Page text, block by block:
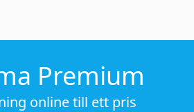
Premium
online till ett pris